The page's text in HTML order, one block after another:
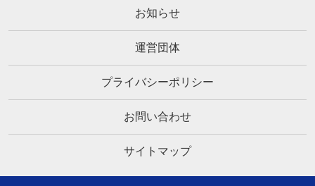
お知らせ
運営団体
プライバシーポリシー
お問い合わせ
サイトマップ